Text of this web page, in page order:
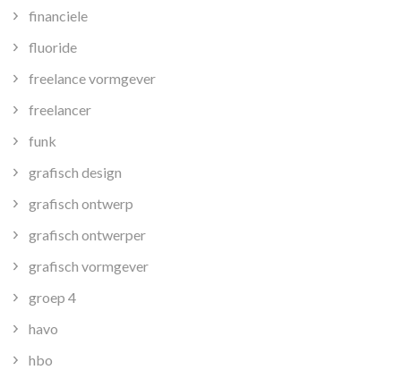
financiele
fluoride
freelance vormgever
freelancer
funk
grafisch design
grafisch ontwerp
grafisch ontwerper
grafisch vormgever
groep 4
havo
hbo